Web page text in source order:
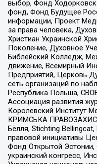
выбор, Фонд
фонд, Фонд Будущее
информации, Проект
за права человека,
Христиан Украинской
Поколение, Духовное
Библейский Колледж,
движение, Всемирный
Предприятий, Церковь
сеть организаций по
Республика Польша,
Ассоциация развития
Королевский Институт
КРИМСЬКА
Бёлля, Stichting
правовой инициативы
Фонд Открытой Эстонии,
украинский конгресс,